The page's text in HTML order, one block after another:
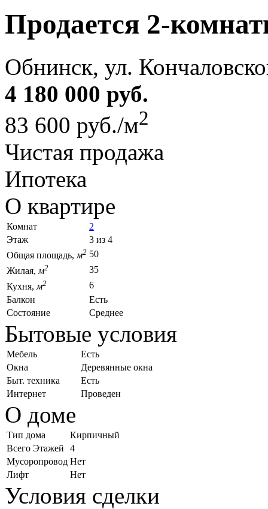
Продается 2-
Обнинск, ул.
4 180 000 руб.
83 600 руб./м2
Чистая продажа
Ипотека
О квартире
Комнат
2
Этаж
3 из 4
Общая площадь, м2 50
Жилая, м2
35
Кухня, м2
6
Балкон
Есть
Состояние
Среднее
Бытовые условия
Мебель
Есть
Окна
Деревянные окна
Быт. техника
Есть
Интернет
Проведен
О доме
Тип дома
Кирпичный
Всего Этажей
4
Мусоропровод Нет
Лифт
Нет
Условия сделки